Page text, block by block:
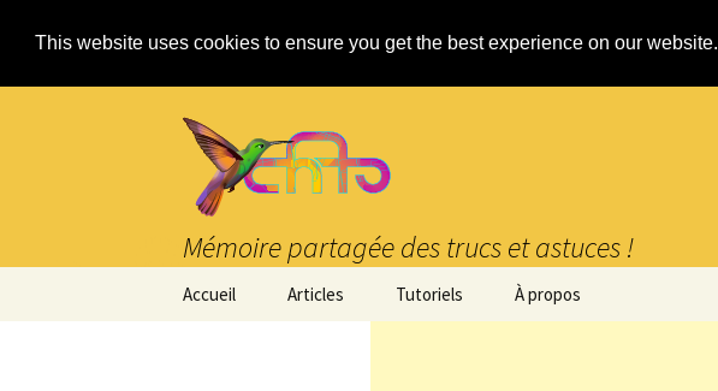
This website uses cookies to ensure you get the best experience on our website.
Mémoire partagée des trucs et astuces !
Accueil Articles Tutoriels À propos